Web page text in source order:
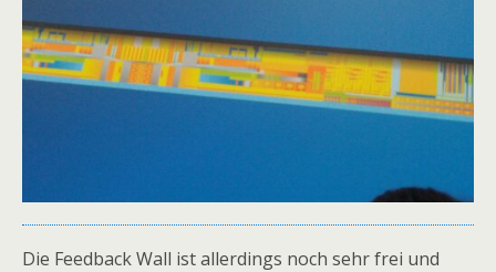
Die Feedback Wall ist allerdings noch sehr frei und